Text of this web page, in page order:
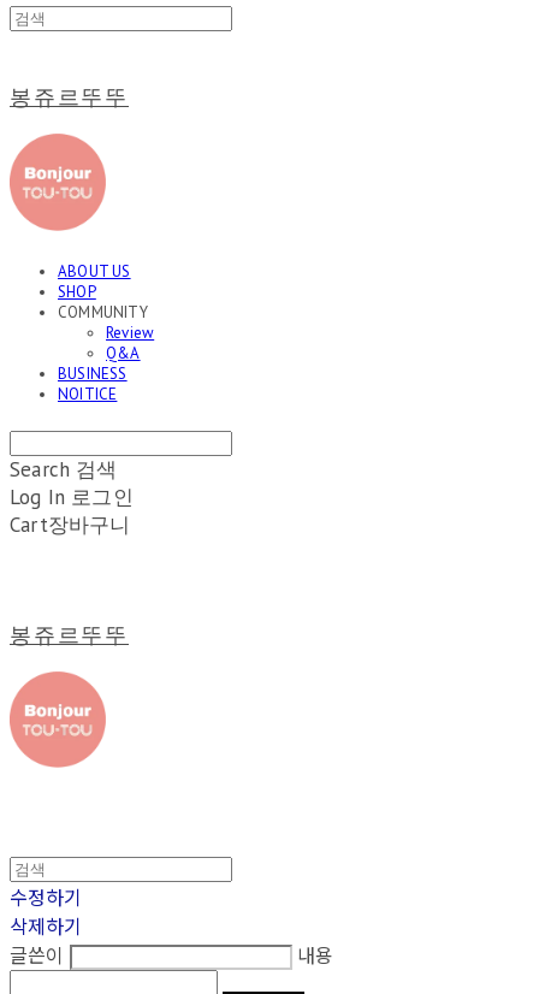
봉쥬르뚜뚜
ABOUT US
SHOP
COMMUNITY
Review
Q&A
BUSINESS
NOITICE
Search 검색
Log In 로그인
Cart장바구니
봉쥬르뚜뚜
수정하기
삭제하기
글쓴이
내용